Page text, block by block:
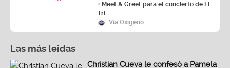
+ Meet & Greet para el concierto de El
Tri
Vía Oxígeno
Las más leidas
Christian Cueva le confesó a Pamela